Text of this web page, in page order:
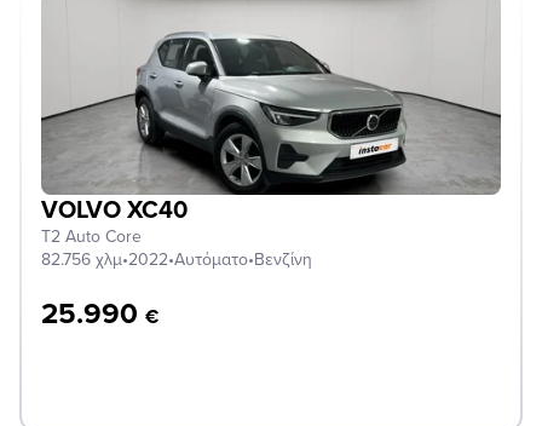
VOLVO XC40
T2 Auto Core
82.756 χλμ•2022•Αυτόματο•Βενζίνη
25.990 €